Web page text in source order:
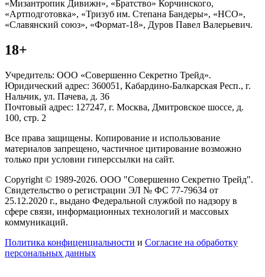
«Мизантропик Дивижн», «Братство» Корчинского,
«Артподготовка», «Тризуб им. Степана Бандеры», «НСО»,
«Славянский союз», «Формат-18», Дуров Павел Валерьевич.
18+
Учредитель: ООО «Совершенно Секретно Трейд».
Юридический адрес: 360051, Кабардино-Балкарская Респ., г.
Нальчик, ул. Пачева, д. 36
Почтовый адрес: 127247, г. Москва, Дмитровское шоссе, д.
100, стр. 2
Все права защищены. Копирование и использование
материалов запрещено, частичное цитирование возможно
только при условии гиперссылки на сайт.
Copyright © 1989-2026. ООО "Совершенно Секретно Трейд".
Свидетельство о регистрации ЭЛ № ФС 77-79634 от
25.12.2020 г., выдано Федеральной службой по надзору в
сфере связи, информационных технологий и массовых
коммуникаций.
Политика конфиценциальности и Согласие на обработку
персональных данных